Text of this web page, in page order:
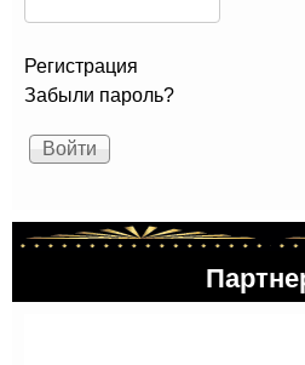
Регистрация
Забыли пароль?